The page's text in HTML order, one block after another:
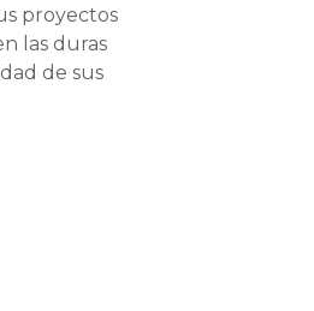
proyectos
las duras
de sus